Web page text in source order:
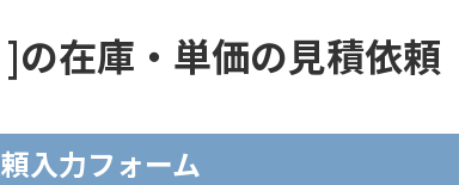
在庫・単価の見積依頼
入力フォーム